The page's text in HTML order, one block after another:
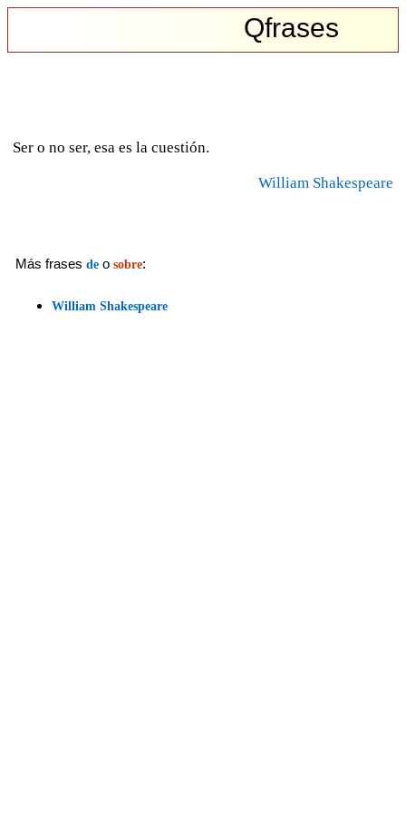
Qfrases
Ser o no ser, esa es la cuestión.
William Shakespeare
Más frases de o sobre:
William Shakespeare